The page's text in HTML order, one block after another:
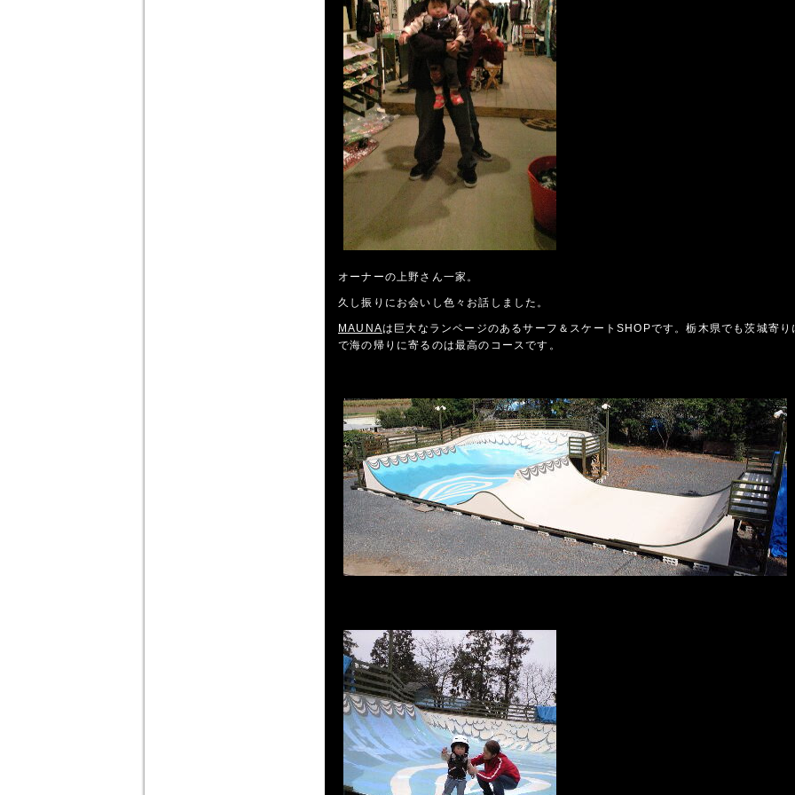
オーナーの上野さん一家。
久し振りにお会いし色々お話しました。
MAUNAは巨大なランページのあるサーフ＆スケートSHOPです。栃木県でも茨城寄り
で海の帰りに寄るのは最高のコースです。